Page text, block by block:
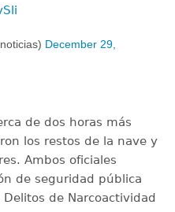
December 29,
de dos horas más
los restos de la nave y
Ambos oficiales
de seguridad pública
de Narcoactividad